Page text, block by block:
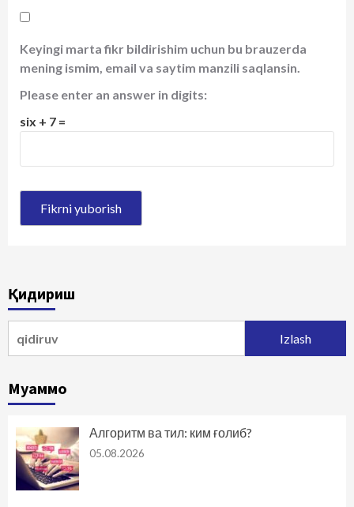
Keyingi marta fikr bildirishim uchun bu brauzerda
mening ismim, email va saytim manzili saqlansin.
Please enter an answer in digits:
six + 7 =
Қидириш
Муаммо
Алгоритм ва тил: ким ғолиб?
05.08.2026